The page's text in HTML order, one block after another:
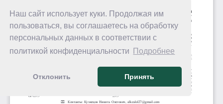
Наш сайт использует куки. Продолжая им
пользоваться, вы соглашаетесь на обработку
персональных данных в соответствии с
политикой конфиденциальности
Подробнее
Отклонить Принять